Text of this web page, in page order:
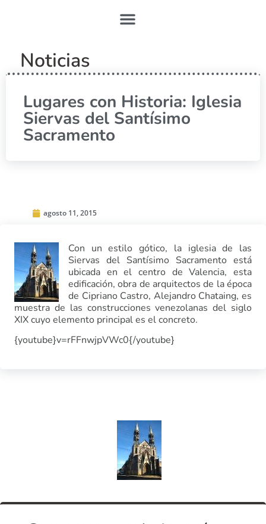
Noticias
Lugares con Historia: Iglesia
Siervas del Santísimo
Sacramento
agosto 11, 2015
Con un estilo gótico, la iglesia de las
Siervas del Santísimo Sacramento está
ubicada en el centro de Valencia, esta
edificación, obra de arquitectos de la época
de Cipriano Castro, Alejandro Chataing, es
muestra de las construcciones venezolanas del siglo
XIX cuyo elemento principal es el concreto.
{youtube}v=rFFnwjpVWc0{/youtube}